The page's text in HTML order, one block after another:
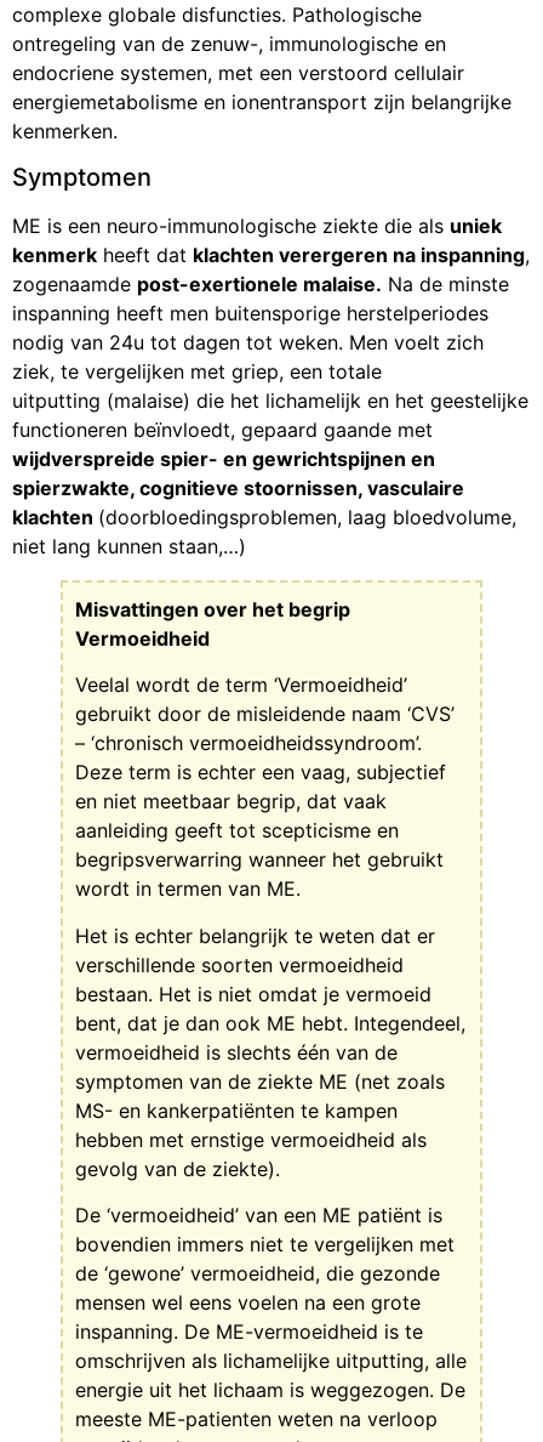
complexe globale disfuncties. Pathologische
ontregeling van de zenuw-, immunologische en
endocriene systemen, met een verstoord cellulair
energiemetabolisme en ionentransport zijn belangrijke
kenmerken.
Symptomen
ME is een neuro-immunologische ziekte die als uniek
kenmerk heeft dat klachten verergeren na inspanning,
zogenaamde post-exertionele malaise. Na de minste
inspanning heeft men buitensporige herstelperiodes
nodig van 24u tot dagen tot weken. Men voelt zich
ziek, te vergelijken met griep, een totale
uitputting (malaise) die het lichamelijk en het geestelijke
functioneren beïnvloedt, gepaard gaande met
wijdverspreide spier- en gewrichtspijnen en
spierzwakte, cognitieve stoornissen, vasculaire
klachten (doorbloedingsproblemen, laag bloedvolume,
niet lang kunnen staan,…)
Misvattingen over het begrip
Vermoeidheid
Veelal wordt de term ‘Vermoeidheid’
gebruikt door de misleidende naam ‘CVS’
– ‘chronisch vermoeidheidssyndroom’.
Deze term is echter een vaag, subjectief
en niet meetbaar begrip, dat vaak
aanleiding geeft tot scepticisme en
begripsverwarring wanneer het gebruikt
wordt in termen van ME.
Het is echter belangrijk te weten dat er
verschillende soorten vermoeidheid
bestaan. Het is niet omdat je vermoeid
bent, dat je dan ook ME hebt. Integendeel,
vermoeidheid is slechts één van de
symptomen van de ziekte ME (net zoals
MS- en kankerpatiënten te kampen
hebben met ernstige vermoeidheid als
gevolg van de ziekte).
De ‘vermoeidheid’ van een ME patiënt is
bovendien immers niet te vergelijken met
de ‘gewone’ vermoeidheid, die gezonde
mensen wel eens voelen na een grote
inspanning. De ME-vermoeidheid is te
omschrijven als lichamelijke uitputting, alle
energie uit het lichaam is weggezogen. De
meeste ME-patienten weten na verloop